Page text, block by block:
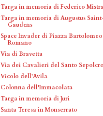
Targa in memoria di Federico
Targa in memoria di Augustus
Gaudens
Space Invader di Piazza Bartolomeo
Romano
Via di Bravetta
Via dei Cavalieri del Santo Sepolcro
Vicolo dell'Avila
Colonna dell'Immacolata
Targa in memoria di Juri
Santa Teresa in Monserrato